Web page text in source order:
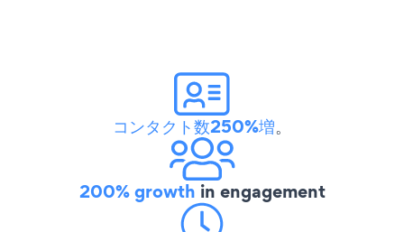
コンタクト数250%増。
200% growth in engagement